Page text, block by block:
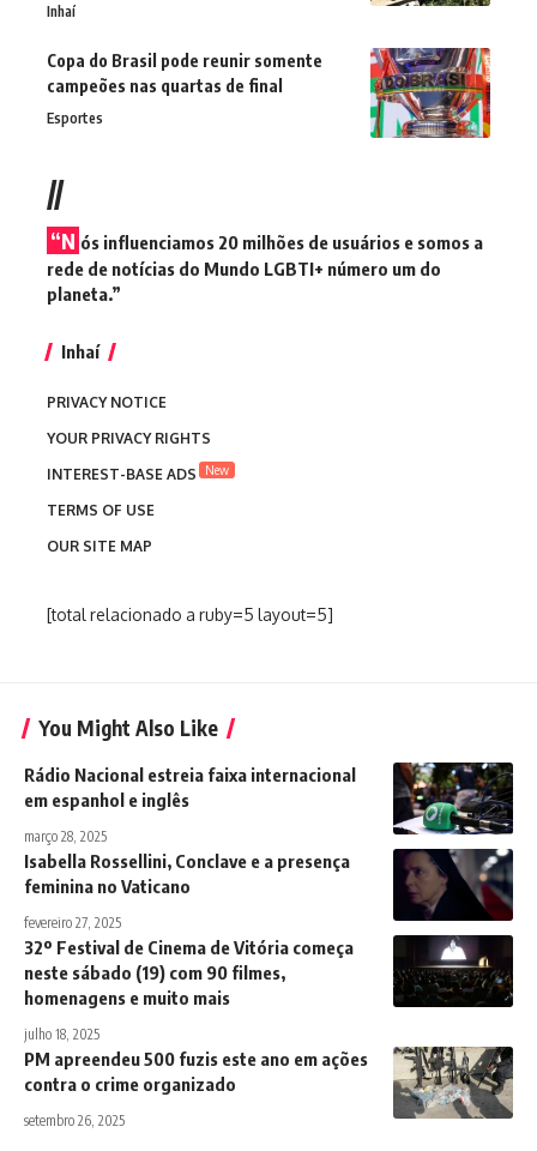
Inhaí
Copa do Brasil pode reunir somente
campeões nas quartas de final
Esportes
//
“N ós influenciamos 20 milhões de usuários e somos a
rede de notícias do Mundo LGBTI+ número um do
planeta.”
Inhaí
PRIVACY NOTICE
YOUR PRIVACY RIGHTS
INTEREST-BASE ADS
New
TERMS OF USE
OUR SITE MAP
[total relacionado a ruby=5 layout=5]
You Might Also Like
Rádio Nacional estreia faixa internacional
em espanhol e inglês
março 28, 2025
Isabella Rossellini, Conclave e a presença
feminina no Vaticano
fevereiro 27, 2025
32º Festival de Cinema de Vitória começa
neste sábado (19) com 90 filmes,
homenagens e muito mais
julho 18, 2025
PM apreendeu 500 fuzis este ano em ações
contra o crime organizado
setembro 26, 2025